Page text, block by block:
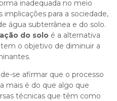
inadequada no meio
para a sociedade,
água subterrânea e do solo.
do solo é a alternativa
tem o objetivo de diminuir a
se afirmar que o processo
mais é do que algo que
técnicas que têm como